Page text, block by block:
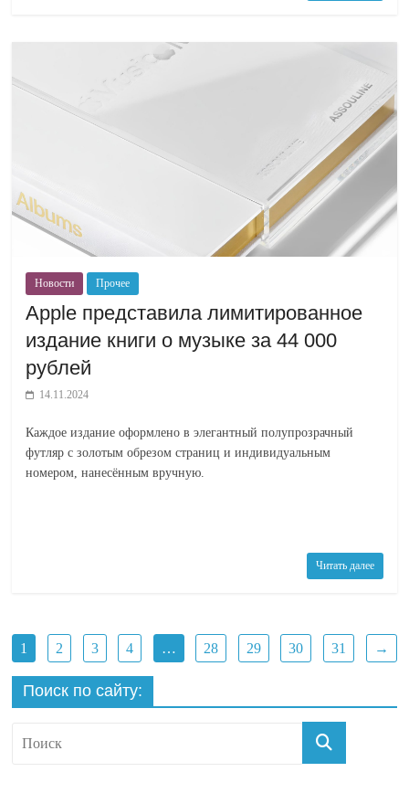
Новости Прочее
Apple представила лимитированное
издание книги о музыке за 44 000
рублей
14.11.2024
Каждое издание оформлено в элегантный полупрозрачный
футляр с золотым обрезом страниц и индивидуальным
номером, нанесённым вручную.
Читать далее
1 2 3 4 … 28 29 30 31 →
Поиск по сайту: